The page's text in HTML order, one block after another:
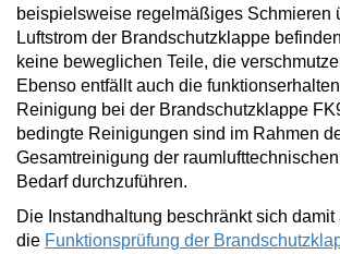
beispielsweise regelmäßiges Schmieren
Luftstrom der Brandschutzklappe
keine beweglichen Teile, die
Ebenso entfällt auch die
Reinigung bei der Brandschutzklappe
bedingte Reinigungen sind im Rahmen
Gesamtreinigung der
Bedarf durchzuführen.
Die Instandhaltung beschränkt sich damit
die Funktionsprüfung der